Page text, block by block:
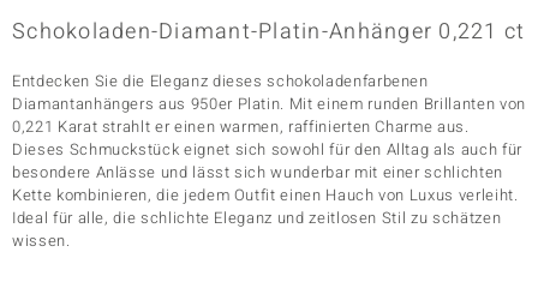
Classics
Schokoladen-Diamant-Platin-Anhänger 0,221 ct
Entdecken Sie die Eleganz dieses schokoladenfarbenen
Diamantanhängers aus 950er Platin. Mit einem runden Brillanten von
0,221 Karat strahlt er einen warmen, raffinierten Charme aus.
Dieses Schmuckstück eignet sich sowohl für den Alltag als auch für
besondere Anlässe und lässt sich wunderbar mit einer schlichten
Kette kombinieren, die jedem Outfit einen Hauch von Luxus verleiht.
Ideal für alle, die schlichte Eleganz und zeitlosen Stil zu schätzen
wissen.